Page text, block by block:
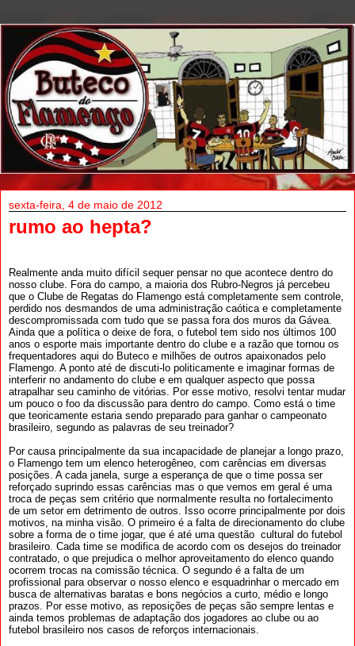
sexta-feira, 4 de maio de 2012
rumo ao hepta?
Realmente anda muito difícil sequer pensar no que acontece dentro do
nosso clube. Fora do campo, a maioria dos Rubro-Negros já percebeu
que o Clube de Regatas do Flamengo está completamente sem controle,
perdido nos desmandos de uma administração caótica e completamente
descompromissada com tudo que se passa fora dos muros da Gávea.
Ainda que a política o deixe de fora, o futebol tem sido nos últimos 100
anos o esporte mais importante dentro do clube e a razão que tornou os
frequentadores aqui do Buteco e milhões de outros apaixonados pelo
Flamengo. A ponto até de discuti-lo politicamente e imaginar formas de
interferir no andamento do clube e em qualquer aspecto que possa
atrapalhar seu caminho de vitórias. Por esse motivo, resolvi tentar mudar
um pouco o foo da discussão para dentro do campo. Como está o time
que teoricamente estaria sendo preparado para ganhar o campeonato
brasileiro, segundo as palavras de seu treinador?
Por causa principalmente da sua incapacidade de planejar a longo prazo,
o Flamengo tem um elenco heterogêneo, com carências em diversas
posições. A cada janela, surge a esperança de que o time possa ser
reforçado suprindo essas carências mas o que vemos em geral é uma
troca de peças sem critério que normalmente resulta no fortalecimento
de um setor em detrimento de outros. Isso ocorre principalmente por dois
motivos, na minha visão. O primeiro é a falta de direcionamento do clube
sobre a forma de o time jogar, que é até uma questão cultural do futebol
brasileiro. Cada time se modifica de acordo com os desejos do treinador
contratado, o que prejudica o melhor aproveitamento do elenco quando
ocorrem trocas na comissão técnica. O segundo é a falta de um
profissional para observar o nosso elenco e esquadrinhar o mercado em
busca de alternativas baratas e bons negócios a curto, médio e longo
prazos. Por esse motivo, as reposições de peças são sempre lentas e
ainda temos problemas de adaptação dos jogadores ao clube ou ao
futebol brasileiro nos casos de reforços internacionais.